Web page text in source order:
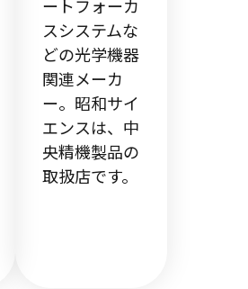
ートフォーカ
スシステムな
どの光学機器
関連メーカ
ー。昭和サイ
エンスは、中
央精機製品の
取扱店です。